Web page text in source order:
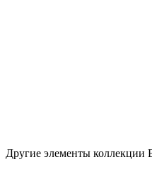
Другие элементы коллекции